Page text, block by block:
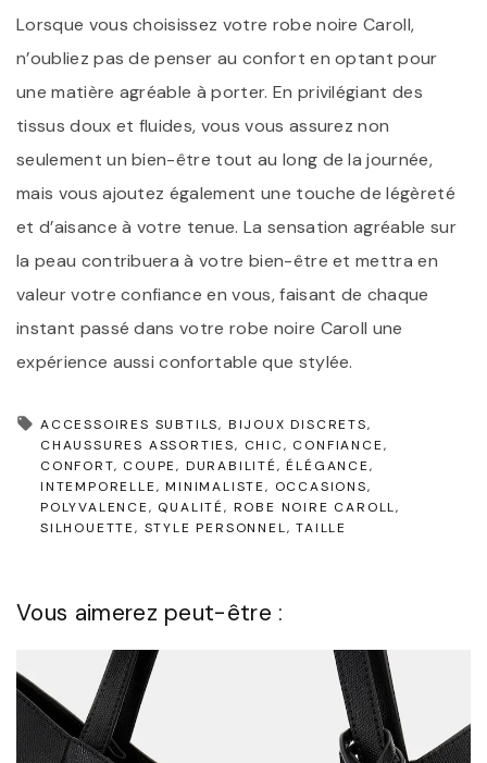
Lorsque vous choisissez votre robe noire Caroll,
n’oubliez pas de penser au confort en optant pour
une matière agréable à porter. En privilégiant des
tissus doux et fluides, vous vous assurez non
seulement un bien-être tout au long de la journée,
mais vous ajoutez également une touche de légèreté
et d’aisance à votre tenue. La sensation agréable sur
la peau contribuera à votre bien-être et mettra en
valeur votre confiance en vous, faisant de chaque
instant passé dans votre robe noire Caroll une
expérience aussi confortable que stylée.
ACCESSOIRES SUBTILS BIJOUX DISCRETS
CHAUSSURES ASSORTIES
CHIC
CONFIANCE
CONFORT
COUPE DURABILITÉ
ÉLÉGANCE
INTEMPORELLE
MINIMALISTE
OCCASIONS
POLYVALENCE
QUALITÉ ROBE NOIRE CAROLL
SILHOUETTE STYLE PERSONNEL TAILLE
Vous aimerez peut-être :